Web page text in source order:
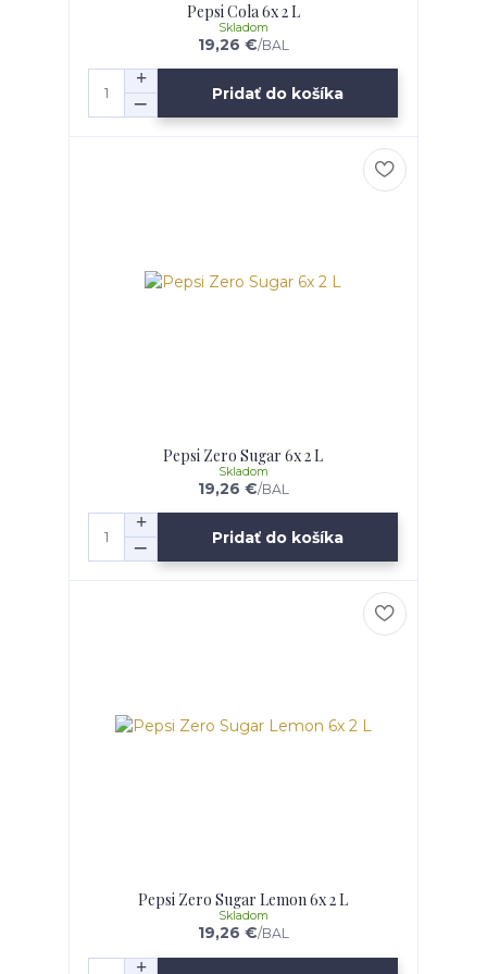
Pepsi Cola 6x 2 L
19,26 €/BAL
Skladom
Pridať do košíka
Pepsi Zero Sugar 6x 2 L
19,26 €/BAL
Skladom
Pridať do košíka
Pepsi Zero Sugar Lemon 6x 2 L
19,26 €/BAL
Skladom